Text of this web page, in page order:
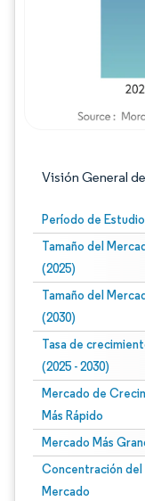
Visión General
Período de Estudio
Tamaño del
(2025)
Tamaño del
(2030)
Tasa de
(2025 - 2030)
Mercado de
Más Rápido
Mercado Más
Concentración del
Mercado